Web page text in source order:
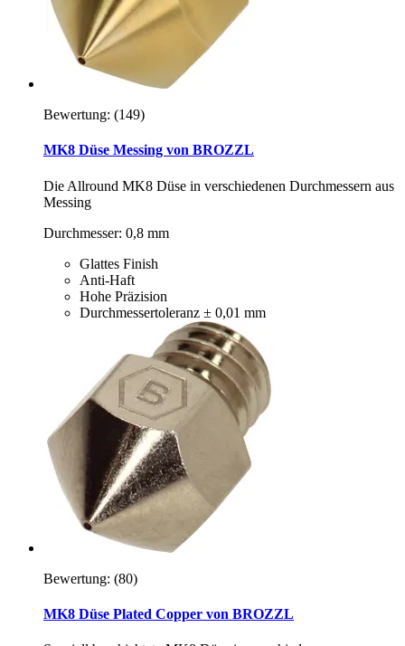
Bewertung: (149)
MK8 Düse Messing von BROZZL
Die Allround MK8 Düse in verschiedenen Durchmessern aus
Messing
Durchmesser: 0,8 mm
Glattes Finish
Anti-Haft
Hohe Präzision
Durchmessertoleranz ± 0,01 mm
Bewertung: (80)
MK8 Düse Plated Copper von BROZZL